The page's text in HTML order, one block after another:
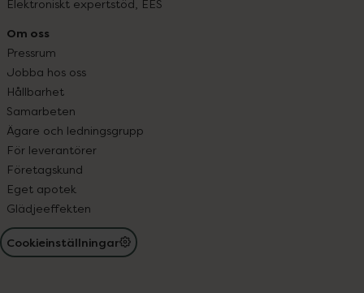
Elektroniskt expertstöd, EES
Om oss
Pressrum
Jobba hos oss
Hållbarhet
Samarbeten
Ägare och ledningsgrupp
För leverantörer
Företagskund
Eget apotek
Glädjeeffekten
Cookieinställningar